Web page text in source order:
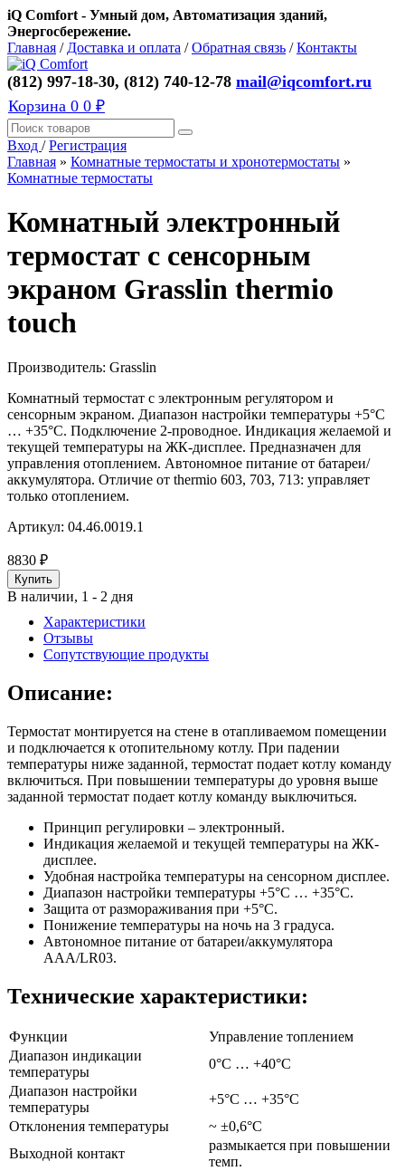
iQ Comfort - Умный дом, Автоматизация зданий,
Энергосбережение.
Главная / Доставка и оплата /Обратная связь /Контакты
(812) 997-18-30, (812) 740-12-78 mail@iqcomfort.ru
Корзина 0 0 ₽
Вход /Регистрация
Главная » Комнатные термостаты и хронотермостаты »
Комнатные термостаты
Комнатный электронный
термостат с сенсорным
экраном Grasslin thermio
touch
Производитель: Grasslin
Комнатный термостат с электронным регулятором и
сенсорным экраном. Диапазон настройки температуры +5°C
… +35°C. Подключение 2-проводное. Индикация желаемой и
текущей температуры на ЖК-дисплее. Предназначен для
управления отоплением. Автономное питание от батареи/
аккумулятора. Отличие от thermio 603, 703, 713: управляет
только отоплением.
Артикул: 04.46.0019.1
8830 ₽
В наличии, 1 - 2 дня
Характеристики
Отзывы
Сопутствующие продукты
Описание:
Термостат монтируется на стене в отапливаемом помещении
и подключается к отопительному котлу. При падении
температуры ниже заданной, термостат подает котлу команду
включиться. При повышении температуры до уровня выше
заданной термостат подает котлу команду выключиться.
Принцип регулировки – электронный.
Индикация желаемой и текущей температуры на ЖК-
дисплее.
Удобная настройка температуры на сенсорном дисплее.
Диапазон настройки температуры +5°C … +35°C.
Защита от размораживания при +5°C.
Понижение температуры на ночь на 3 градуса.
Автономное питание от батареи/аккумулятора
AAA/LR03.
Технические характеристики:
Функции
Управление топлением
Диапазон индикации
температуры
0°C … +40°C
Диапазон настройки
температуры
+5°C … +35°C
Отклонения температуры
~ ±0,6°C
Выходной контакт
размыкается при повышении
темп.